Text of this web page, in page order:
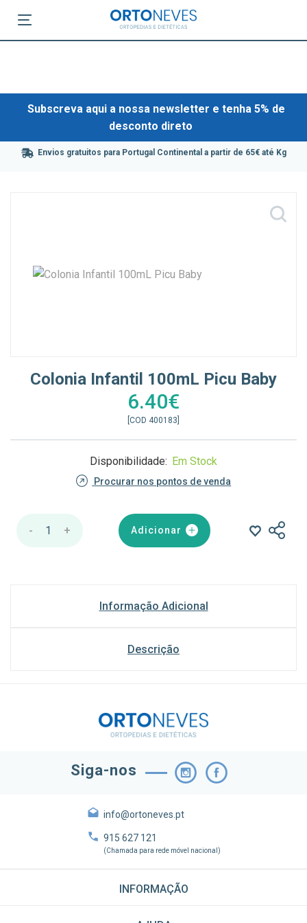
Subscreva aqui a nossa newsletter e tenha 5% de
desconto direto
Envios gratuitos para Portugal Continental a partir de 65€ até Kg
Colonia Infantil 100mL Picu Baby
6.40€
[COD 400183]
Disponibilidade: Em Stock
Procurar nos pontos de venda
- 1 + Adicionar
Informação Adicional
Descrição
Siga-nos
info@ortoneves.pt
915 627 121
(Chamada para rede móvel nacional)
INFORMAÇÃO